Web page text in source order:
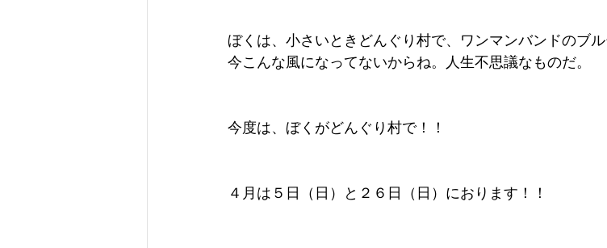
ぼくは、小さいときどんぐり村で、ワンマンバンドのブ
今こんな風になってないからね。人生不思議なものだ。
今度は、ぼくがどんぐり村で！！
４月は５日（日）と２６日（日）におります！！